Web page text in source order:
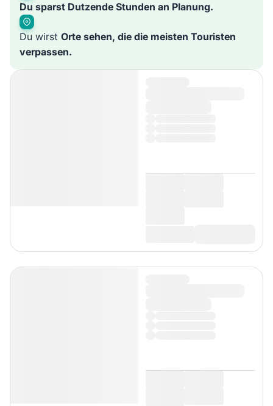
Du sparst Dutzende Stunden an Planung.
Du wirst Orte sehen, die die meisten Touristen
verpassen.